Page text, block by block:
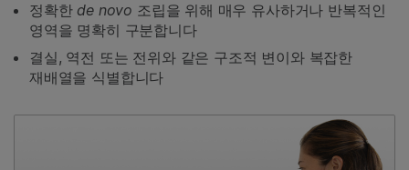
정확한 de novo 조립을 위해 매우 유사하거나 반복적인
영역을 명확히 구분합니다
결실, 역전 또는 전위와 같은 구조적 변이와 복잡한
재배열을 식별합니다